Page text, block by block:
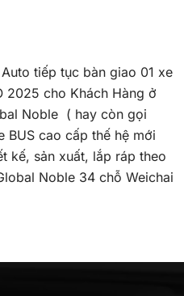
tiếp tục bàn giao 01 xe
2025 cho Khách Hàng ở
Noble ( hay còn gọi
BUS cao cấp thế hệ mới
kế, sản xuất, lắp ráp theo
Noble 34 chỗ Weichai